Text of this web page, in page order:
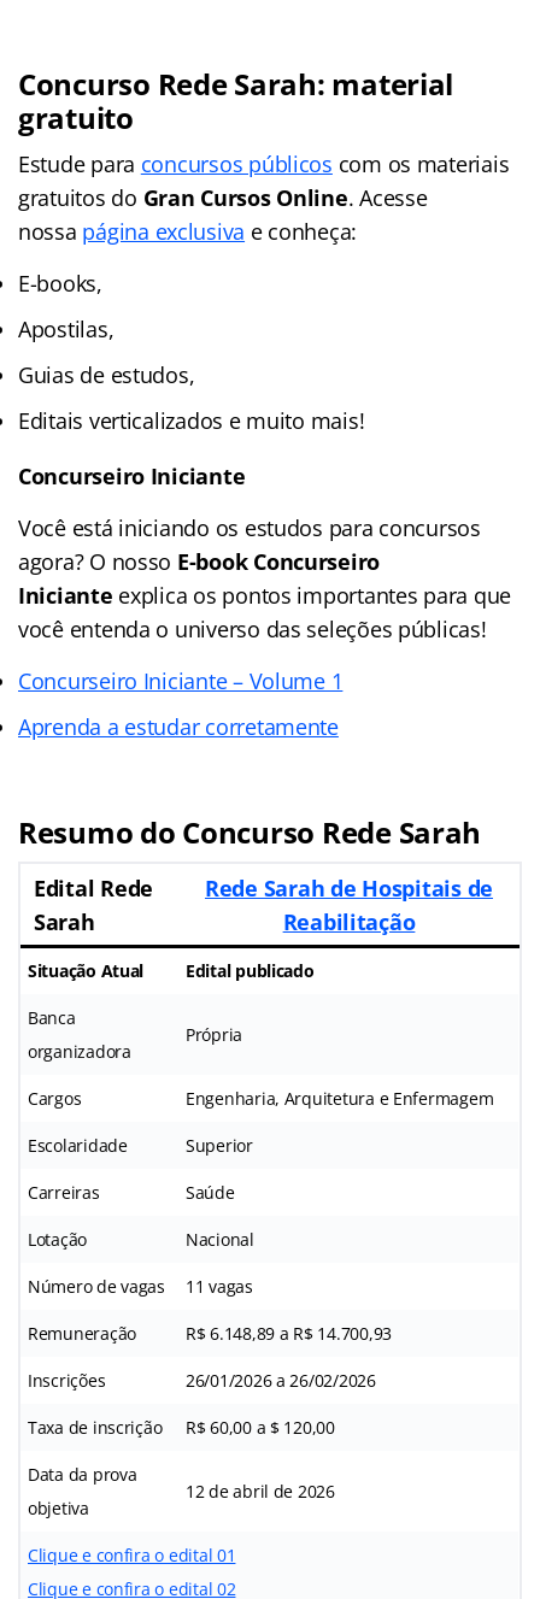
Concurso Rede Sarah: material
gratuito
Estude para concursos públicos com os materiais
gratuitos do Gran Cursos Online. Acesse
nossa página exclusiva e conheça:
E-books,
Apostilas,
Guias de estudos,
Editais verticalizados e muito mais!
Concurseiro Iniciante
Você está iniciando os estudos para concursos
agora? O nosso E-book Concurseiro
Iniciante explica os pontos importantes para que
você entenda o universo das seleções públicas!
Concurseiro Iniciante – Volume 1
Aprenda a estudar corretamente
Resumo do Concurso Rede Sarah
Edital Rede
Sarah
Rede Sarah de Hospitais de
Reabilitação
Situação Atual Edital publicado
Banca
organizadora
Própria
Cargos Engenharia, Arquitetura e Enfermagem
Escolaridade Superior
Carreiras Saúde
Lotação Nacional
Número de vagas 11 vagas
Remuneração R$ 6.148,89 a R$ 14.700,93
Inscrições 26/01/2026 a 26/02/2026
Taxa de inscrição R$ 60,00 a $ 120,00
Data da prova
objetiva
12 de abril de 2026
Clique e confira o edital 01
Clique e confira o edital 02